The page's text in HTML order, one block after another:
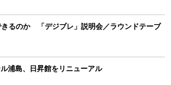
るのか 「デジブレ」説明会／ラウンドテーブ
浦島、日昇館をリニューアル